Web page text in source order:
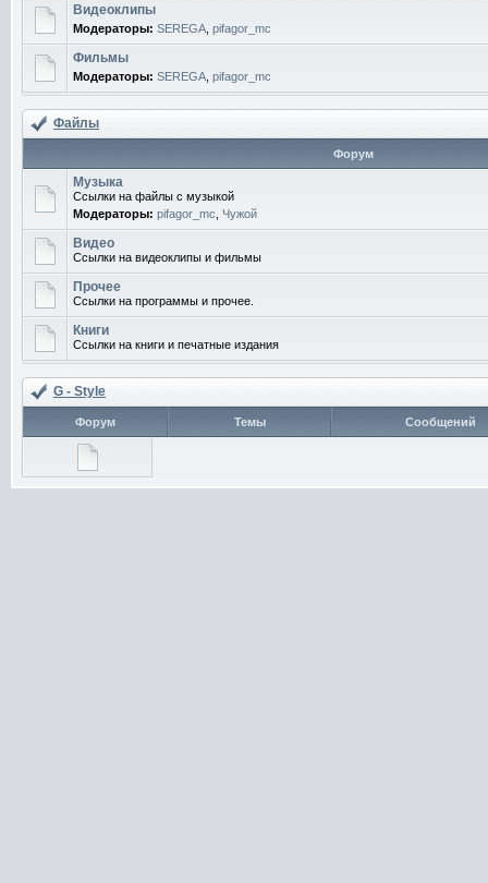
Видеоклипы
Модераторы: SEREGA pifagor_mc
Фильмы
Модераторы: SEREGA pifagor_mc
Файлы
Форум
Музыка
Ссылки на файлы с музыкой
Модераторы: pifagor_mc Чужой
Видео
Ссылки на видеоклипы и фильмы
Прочее
Ссылки на программы и прочее.
Книги
Ссылки на книги и печатные издания
G - Style
Форум Темы Сообщений